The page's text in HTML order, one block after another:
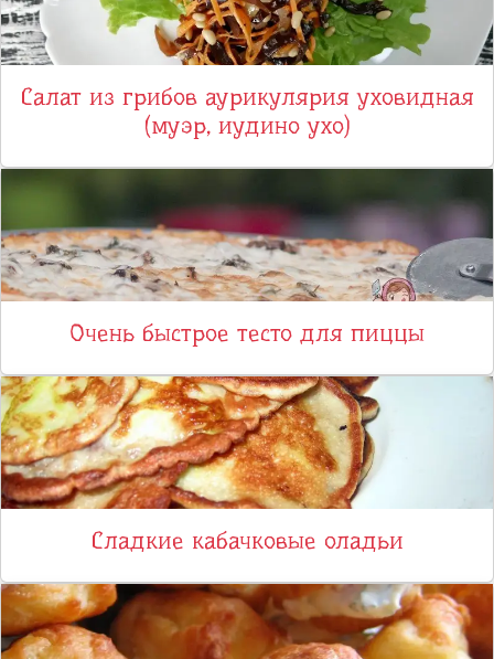
Салат из грибов аурикулярия уховидная
(муэр, иудино ухо)
Очень быстрое тесто для пиццы
Сладкие кабачковые оладьи